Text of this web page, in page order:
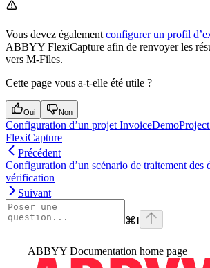
Vous devez également configurer un profil
ABBYY FlexiCapture afin de renvoyer les
vers M-Files.
Cette page vous a-t-elle été utile ?
Oui Non
Configuration d’un projet
FlexiCapture
Précédent
Configuration d’un scénario de traitement des
vérification
Suivant
⌘I
ABBYY Documentation home page